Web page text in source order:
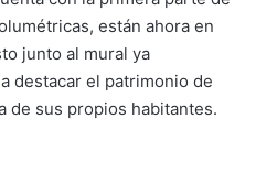
están ahora en
junto al mural ya
destacar el patrimonio de
de sus propios habitantes.